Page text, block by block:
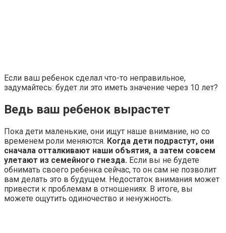
Если ваш ребенок сделал что-то неправильное,
задумайтесь: будет ли это иметь значение через 10 лет?
Ведь ваш ребенок вырастет
Пока дети маленькие, они ищут наше внимание, но со
временем роли меняются. Когда дети подрастут, они
сначала отталкивают наши объятия, а затем совсем
улетают из семейного гнезда. Если вы не будете
обнимать своего ребенка сейчас, то он сам не позволит
вам делать это в будущем. Недостаток внимания может
привести к проблемам в отношениях. В итоге, вы
можете ощутить одиночество и ненужность.